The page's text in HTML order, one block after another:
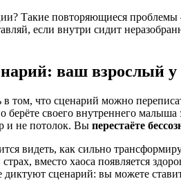
Такие повторяющиеся
если внутри сидит
ваш взрослый у
в том, что сценарий можно
берёте своего внутреннего малыша
и не потолок. Вы перестаёте
видеть, как сильно
вместо хаоса появляется
диктуют сценарий: вы можете